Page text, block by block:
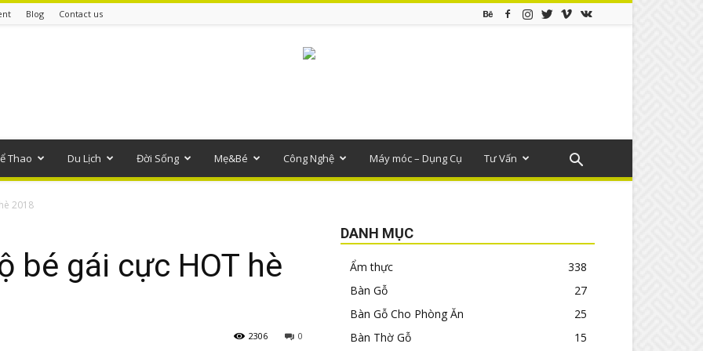
Blog Contact us
Thao Du Lịch Đời Sống Mẹ&Bé Công Nghệ Máy móc – Dụng Cụ Tư Vấn
2018
bé gái cực HOT hè
0
2306
DANH MỤC
Ẩm thực
338
Bàn Gỗ
27
Bàn Gỗ Cho Phòng Ăn
25
Bàn Thờ Gỗ
15